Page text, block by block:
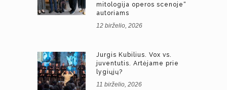
mitologija operos scenoje“
autoriams
12 birželio, 2026
Jurgis Kubilius. Vox vs.
juventutis. Artėjame prie
lygiųjų?
11 birželio, 2026